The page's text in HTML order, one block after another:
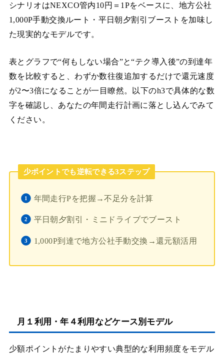
シナリオはNEXCO管内10円＝1Pをベースに、地方公社
1,000P手動交換ルート・平日朝夕割引ブーストを加味し
た現実的なモデルです。
表とグラフで“何もしない場合”と“テク導入後”の到達年
数を比較すると、わずか数往復追加するだけで還元速度
が2〜3倍になることが一目瞭然。以下のh3で具体的な数
字を確認し、あなたの年間走行計画に落とし込んでみて
ください。
少ポイントでも逆転できる3ステップ
年間走行Pを把握→不足分を計算
平日朝夕割引・ミニドライブでブースト
1,000P到達で地方公社手動交換→還元額活用
月１利用・年４利用などケース別モデル
少額ポイントがたまりやすい典型的な利用頻度をモデル